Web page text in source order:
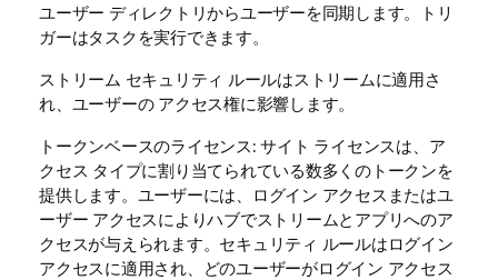
ユーザー ディレクトリからユーザーを同期します。トリ
ガーはタスクを実行できます。
ストリーム セキュリティ ルールはストリームに適用さ
れ、ユーザーの アクセス権に影響します。
トークンベースのライセンス: サイト ライセンスは、ア
クセス タイプに割り当てられている数多くのトークンを
提供します。ユーザーには、ログイン アクセスまたはユ
ーザー アクセスによりハブでストリームとアプリへのア
クセスが与えられます。セキュリティ ルールはログイン
アクセスに適用され、どのユーザーがログイン アクセス